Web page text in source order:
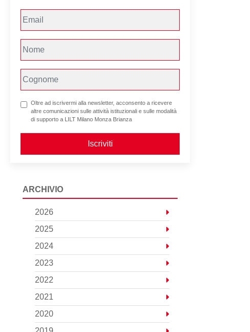
Oltre ad iscrivermi alla newsletter, acconsento a ricevere
altre comunicazioni sulle attività istituzionali e sulle modalità
di supporto a LILT Milano Monza Brianza
Iscriviti
ARCHIVIO
2026
2025
2024
2023
2022
2021
2020